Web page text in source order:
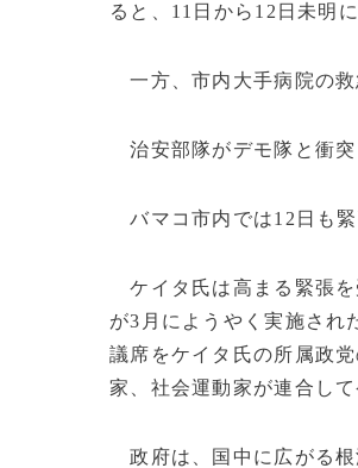
ると、11日から12日未明
一方、市内大手病院の救
治安部隊がデモ隊と衝突
バマコ市内では12日も
ケイタ氏は高まる緊張を
が3月にようやく実施され
議席をケイタ氏の所属政
家、社会運動家が連合し
政府は、国中に広がる根